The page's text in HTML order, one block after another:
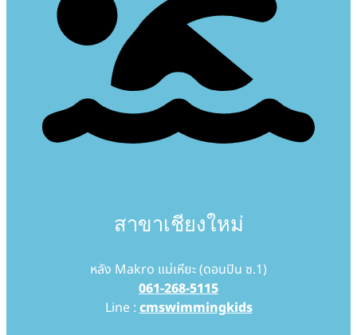
สาขาเชียงใหม่
หลัง Makro แม่เหียะ (ดอนปิน ซ.1)
061-268-5115
Line :cmswimmingkids